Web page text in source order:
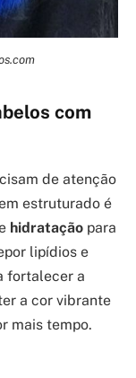
com
de atenção
estruturado é
hidratação para
lipídios e
fortalecer a
a cor vibrante
mais tempo.